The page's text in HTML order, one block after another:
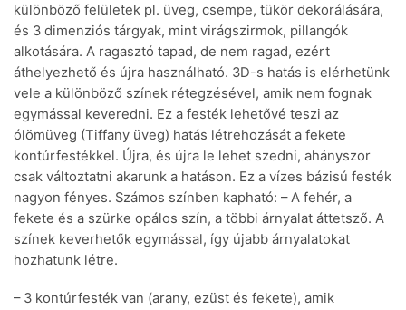
különböző felületek pl. üveg, csempe, tükör dekorálására,
és 3 dimenziós tárgyak, mint virágszirmok, pillangók
alkotására. A ragasztó tapad, de nem ragad, ezért
áthelyezhető és újra használható. 3D-s hatás is elérhetünk
vele a különböző színek rétegzésével, amik nem fognak
egymással keveredni. Ez a festék lehetővé teszi az
ólömüveg (Tiffany üveg) hatás létrehozását a fekete
kontúrfestékkel. Újra, és újra le lehet szedni, ahányszor
csak változtatni akarunk a hatáson. Ez a vízes bázisú festék
nagyon fényes. Számos színben kapható: – A fehér, a
fekete és a szürke opálos szín, a többi árnyalat áttetsző. A
színek keverhetők egymással, így újabb árnyalatokat
hozhatunk létre.
– 3 kontúrfesték van (arany, ezüst és fekete), amik